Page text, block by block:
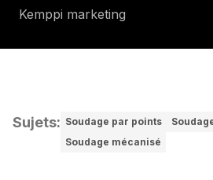
Kemppi marketing
Sujets: Soudage par points
Soudage mécanisé